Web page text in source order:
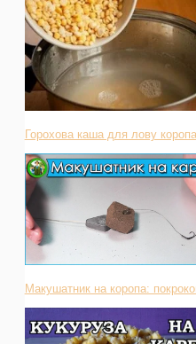
Горохова каша для лову коропа
Макушатник на коропа: